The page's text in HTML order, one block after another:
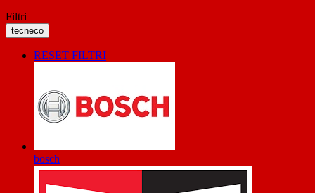
Filtri
tecneco
RESET FILTRI
bosch